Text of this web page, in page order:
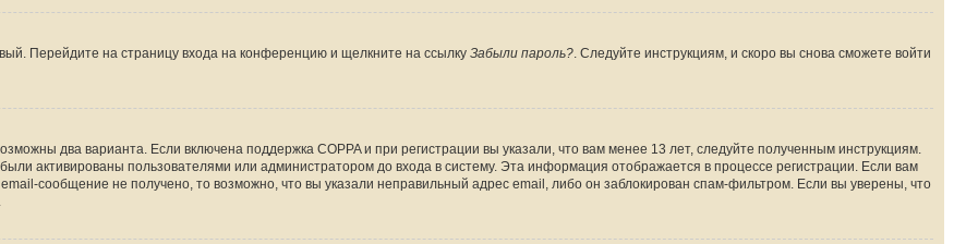
Перейдите на страницу входа на конференцию и щелкните на ссылку Забыли пароль?. Следуйте инструкциям, и скоро вы снова сможете войти
два варианта. Если включена поддержка COPPA и при регистрации вы указали, что вам менее 13 лет, следуйте полученным инструкциям.
активированы пользователями или администратором до входа в систему. Эта информация отображается в процессе регистрации. Если вам
сообщение не получено, то возможно, что вы указали неправильный адрес email, либо он заблокирован спам-фильтром. Если вы уверены, что